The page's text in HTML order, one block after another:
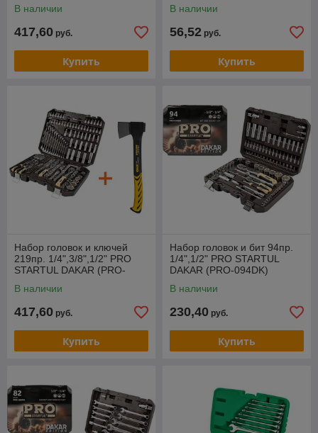
В наличии
417,60 руб.
Купить
В наличии
56,52 руб.
Купить
Набор головок и ключей
219пр. 1/4",3/8",1/2" PRO
STARTUL DAKAR (PRO-
ST2030-10
В наличии
417,60 руб.
Купить
Набор головок и бит 94пр.
1/4",1/2" PRO STARTUL
DAKAR (PRO-094DK)
В наличии
230,40 руб.
Купить